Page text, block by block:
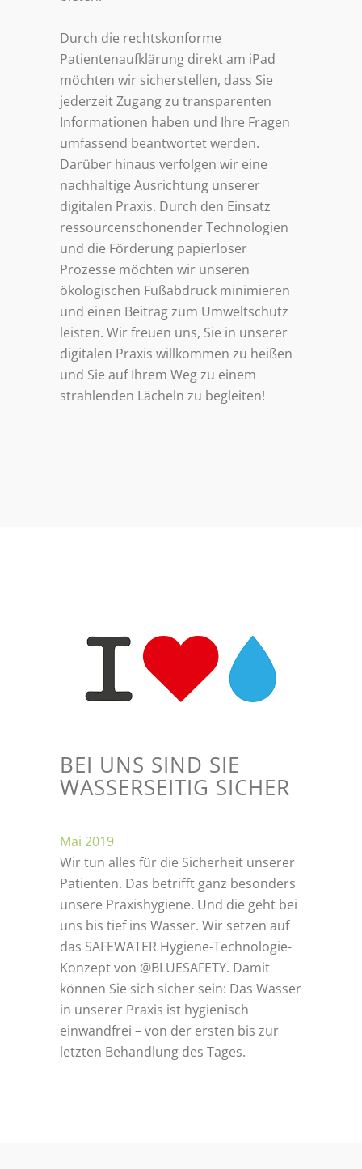
Durch die rechtskonforme
Patientenaufklärung direkt am iPad
möchten wir sicherstellen, dass Sie
jederzeit Zugang zu transparenten
Informationen haben und Ihre Fragen
umfassend beantwortet werden.
Darüber hinaus verfolgen wir eine
nachhaltige Ausrichtung unserer
digitalen Praxis. Durch den Einsatz
ressourcenschonender Technologien
und die Förderung papierloser
Prozesse möchten wir unseren
ökologischen Fußabdruck minimieren
und einen Beitrag zum Umweltschutz
leisten. Wir freuen uns, Sie in unserer
digitalen Praxis willkommen zu heißen
und Sie auf Ihrem Weg zu einem
strahlenden Lächeln zu begleiten!
BEI UNS SIND SIE
WASSERSEITIG SICHER
Mai 2019
Wir tun alles für die Sicherheit unserer
Patienten. Das betrifft ganz besonders
unsere Praxishygiene. Und die geht bei
uns bis tief ins Wasser. Wir setzen auf
das SAFEWATER Hygiene-Technologie-
Konzept von @BLUESAFETY. Damit
können Sie sich sicher sein: Das Wasser
in unserer Praxis ist hygienisch
einwandfrei – von der ersten bis zur
letzten Behandlung des Tages.